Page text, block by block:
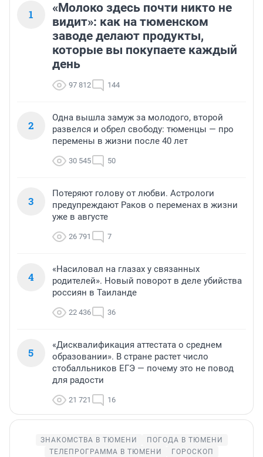
1
«Молоко здесь почти никто не
видит»: как на тюменском
заводе делают продукты,
которые вы покупаете каждый
день
97 812 144
2
Одна вышла замуж за молодого, второй
развелся и обрел свободу: тюменцы — про
перемены в жизни после 40 лет
30 545 50
3
Потеряют голову от любви. Астрологи
предупреждают Раков о переменах в жизни
уже в августе
26 791 7
4
«Насиловал на глазах у связанных
родителей». Новый поворот в деле убийства
россиян в Таиланде
22 436 36
5
«Дисквалификация аттестата о среднем
образовании». В стране растет число
стобалльников ЕГЭ — почему это не повод
для радости
21 721 16
ЗНАКОМСТВА В ТЮМЕНИ
ПОГОДА В ТЮМЕНИ
ТЕЛЕПРОГРАММА В ТЮМЕНИ
ГОРОСКОП